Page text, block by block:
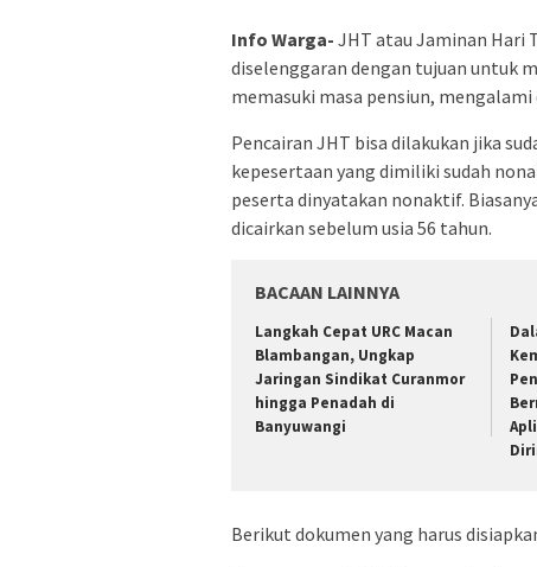
Info Warga- JHT atau Jaminan Hari
diselenggaran dengan tujuan untuk
memasuki masa pensiun,
Pencairan JHT bisa dilakukan jika
kepesertaan yang dimiliki sudah
peserta dinyatakan nonaktif.
dicairkan sebelum usia 56 tahun.
BACAAN LAINNYA
Langkah Cepat URC Macan
Blambangan, Ungkap
Jaringan Sindikat Curanmor
hingga Penadah di
Banyuwangi
Berikut dokumen yang harus